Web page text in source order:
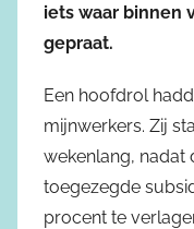
iets waar binnen
gepraat.
Een hoofdrol
mijnwerkers. Zij
wekenlang, nadat
toegezegde
procent te